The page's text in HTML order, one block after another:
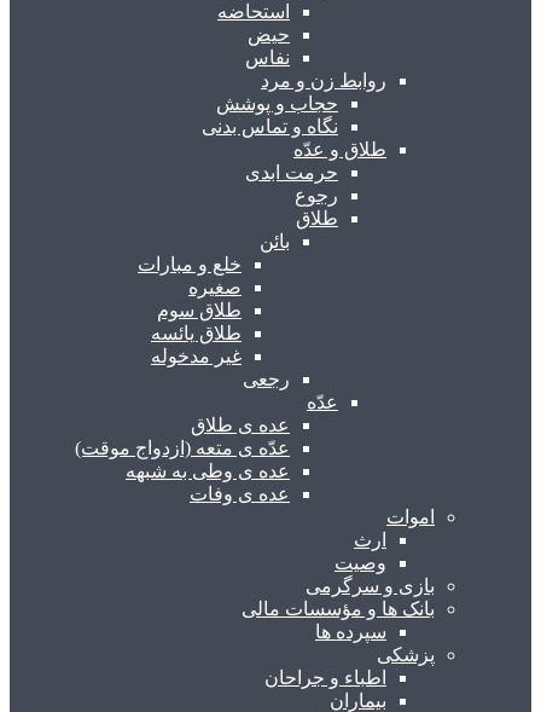
استحاضه
حیض
نفاس
روابط زن و مرد
حجاب و پوشش
نگاه و تماس بدنی
طلاق و عدّه
حرمت ابدی
رجوع
طلاق
بائن
خلع و مبارات
صغیره
طلاق سوم
طلاق یائسه
غیر مدخوله
رجعی
عدّه
عده ی طلاق
عدّه ی متعه (ازدواج موقت)
عده ی وطی به شبهه
عده ی وفات
اموات
ارث
وصیت
بازی و سرگرمی
بانک ها و مؤسسات مالی
سپرده ها
پزشکی
اطباء و جراحان
بیماران